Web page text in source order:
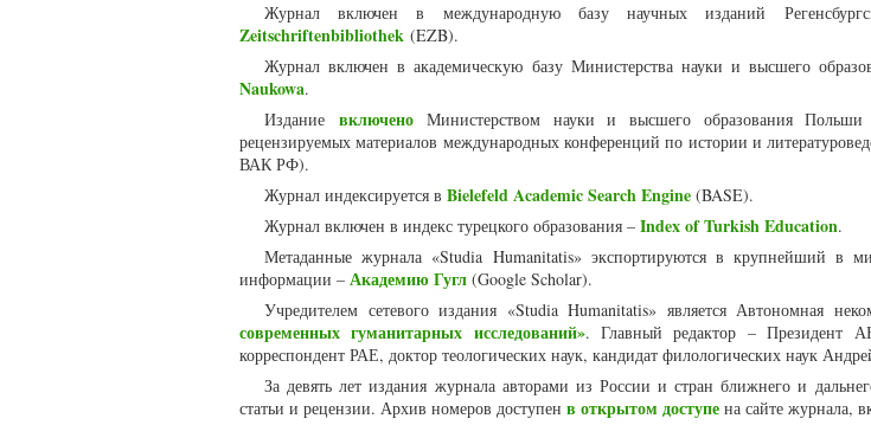
Журнал включен в международную базу научных изданий
Zeitschriftenbibliothek (EZB).
Журнал включен в академическую базу Министерства науки и высшего
Naukowa.
Издание
включеноМинистерством науки и высшего образования
рецензируемых материалов международных конференций по истории и
ВАК РФ).
Журнал индексируется в Bielefeld Academic Search Engine (BASE).
Журнал включен в индекс турецкого образования – Index of Turkish Education.
Метаданные журнала «Studia Humanitatis» экспортируются в крупнейший в
информации – Академию Гугл (Google Scholar).
Учредителем сетевого издания «Studia Humanitatis» является Автономная
современных гуманитарных исследований». Главный редактор –
корреспондент РАЕ, доктор теологических наук, кандидат филологических наук
За девять лет издания журнала авторами из России и стран ближнего и
статьи и рецензии. Архив номеров доступен в открытом доступе на сайте журнала,